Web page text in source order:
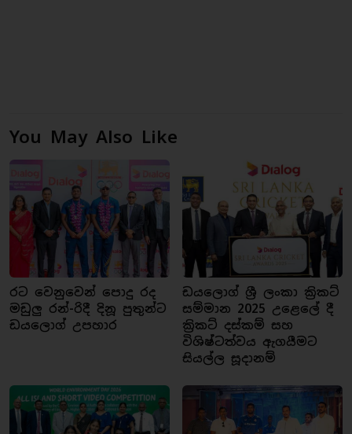
You May Also Like
රට වෙනුවෙන් පොදු රද
මඩුලු රන්-රිදී දිනූ පුතුන්ට
ඩයලොග් උපහාර
ඩයලොග් ශ්‍රී ලංකා ක්‍රිකට්
සම්මාන 2025 උළෙලේ දී
ක්‍රිකට් දස්කම් සහ
විශිෂ්ටත්වය ඇගයීමට
සියල්ල සූදානම්